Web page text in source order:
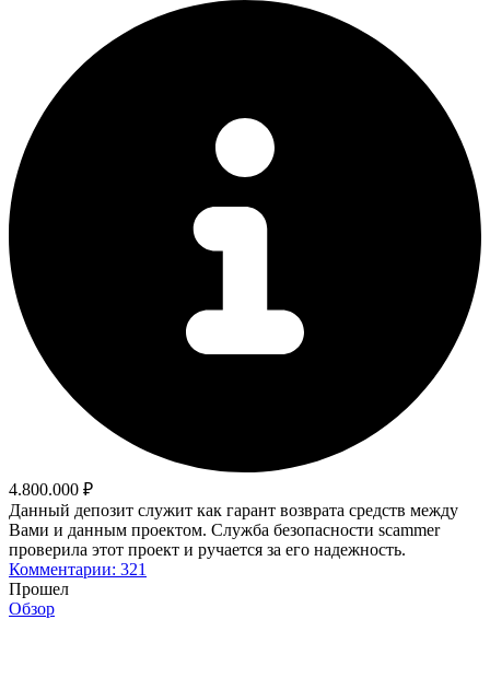
4.800.000 ₽
Данный депозит служит как гарант возврата средств между
Вами и данным проектом. Служба безопасности scammer
проверила этот проект и ручается за его надежность.
Комментарии: 321
Прошел
Обзор